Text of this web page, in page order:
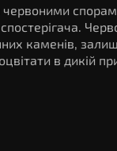
червоними
каменів,
в дикій